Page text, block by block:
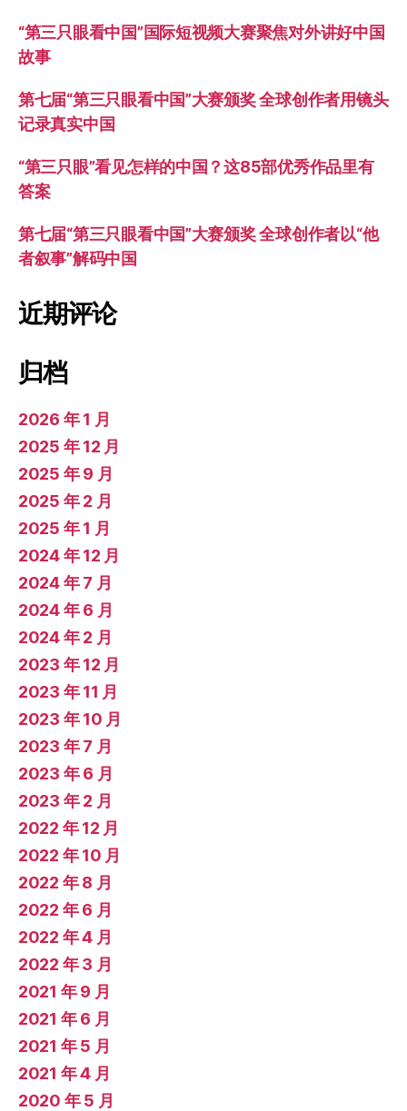
“第三只眼看中国”国际短视频大赛聚焦对外讲好中国
故事
第七届“第三只眼看中国”大赛颁奖 全球创作者用镜头
记录真实中国
“第三只眼”看见怎样的中国？这85部优秀作品里有
答案
第七届“第三只眼看中国”大赛颁奖 全球创作者以“他
者叙事”解码中国
近期评论
归档
2026 年 1 月
2025 年 12 月
2025 年 9 月
2025 年 2 月
2025 年 1 月
2024 年 12 月
2024 年 7 月
2024 年 6 月
2024 年 2 月
2023 年 12 月
2023 年 11 月
2023 年 10 月
2023 年 7 月
2023 年 6 月
2023 年 2 月
2022 年 12 月
2022 年 10 月
2022 年 8 月
2022 年 6 月
2022 年 4 月
2022 年 3 月
2021 年 9 月
2021 年 6 月
2021 年 5 月
2021 年 4 月
2020 年 5 月